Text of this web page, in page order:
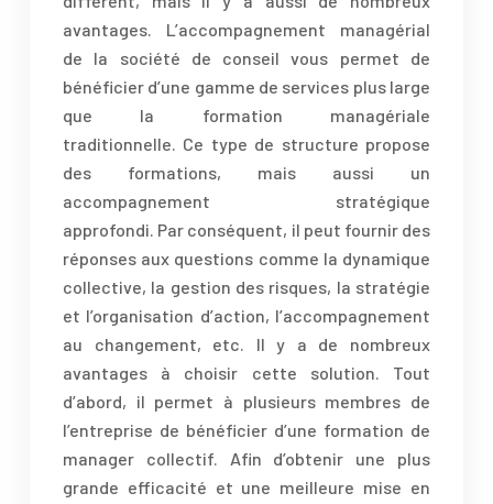
avantages. L’accompagnement managérial
de la société de conseil vous permet de
bénéficier d’une gamme de services plus large
que la formation managériale
traditionnelle. Ce type de structure propose
des formations, mais aussi un
accompagnement stratégique
approfondi. Par conséquent, il peut fournir des
réponses aux questions comme la dynamique
collective, la gestion des risques, la stratégie
et l’organisation d’action, l’accompagnement
au changement, etc. Il y a de nombreux
avantages à choisir cette solution. Tout
d’abord, il permet à plusieurs membres de
l’entreprise de bénéficier d’une formation de
manager collectif. Afin d’obtenir une plus
grande efficacité et une meilleure mise en